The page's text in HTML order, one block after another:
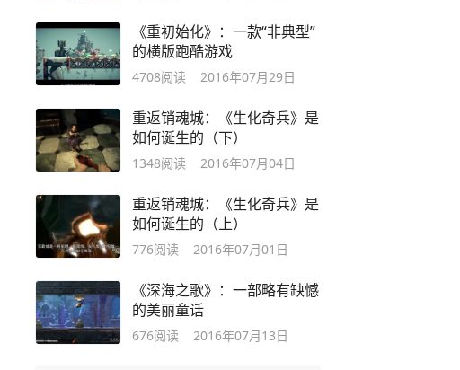
《重初始化》：一款“非典型”
的横版跑酷游戏
4708阅读 2016年07月29日
重返销魂城：《生化奇兵》是
如何诞生的（下）
1348阅读 2016年07月04日
重返销魂城：《生化奇兵》是
如何诞生的（上）
776阅读 2016年07月01日
《深海之歌》：一部略有缺憾
的美丽童话
676阅读 2016年07月13日